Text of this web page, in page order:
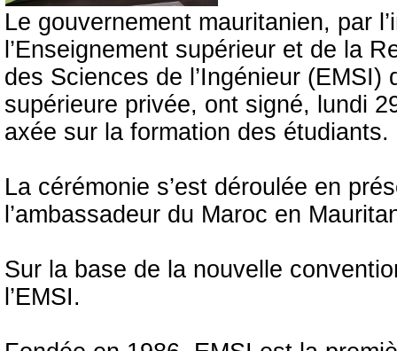
Le gouvernement mauritanien, par
l’Enseignement supérieur et de la
des Sciences de l’Ingénieur
supérieure privée, ont signé, lundi
axée sur la formation des étudiants.
La cérémonie s’est déroulée en
l’ambassadeur du Maroc en
Sur la base de la nouvelle
l’EMSI.